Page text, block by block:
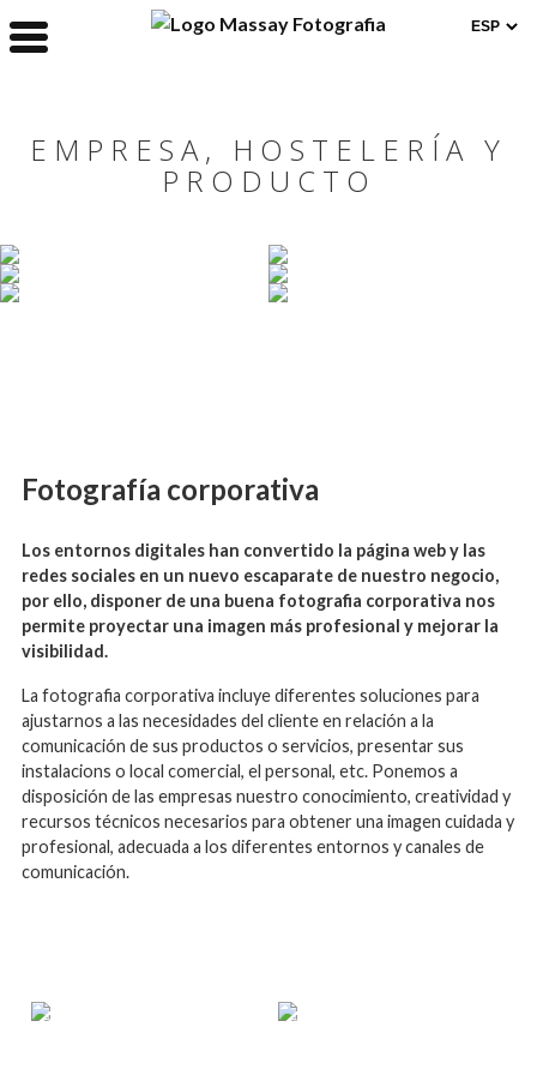
EMPRESA, HOSTELERÍA Y
PRODUCTO
Fotografía corporativa
Los entornos digitales han convertido la página web y las
redes sociales en un nuevo escaparate de nuestro negocio,
por ello, disponer de una buena fotografia corporativa nos
permite proyectar una imagen más profesional y mejorar la
visibilidad.
La fotografia corporativa incluye diferentes soluciones para
ajustarnos a las necesidades del cliente en relación a la
comunicación de sus productos o servicios, presentar sus
instalacions o local comercial, el personal, etc. Ponemos a
disposición de las empresas nuestro conocimiento, creatividad y
recursos técnicos necesarios para obtener una imagen cuidada y
profesional, adecuada a los diferentes entornos y canales de
comunicación.
RESTAURACIÓN SERVICIOS